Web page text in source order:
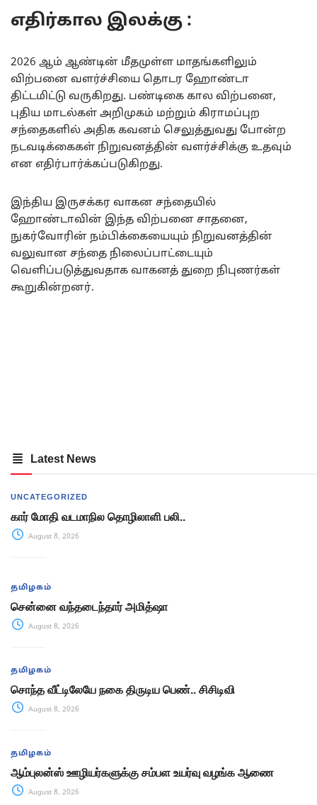
எதிர்கால இலக்கு :
2026 ஆம் ஆண்டின் மீதமுள்ள மாதங்களிலும்
விற்பனை வளர்ச்சியை தொடர ஹோண்டா
திட்டமிட்டு வருகிறது. பண்டிகை கால விற்பனை,
புதிய மாடல்கள் அறிமுகம் மற்றும் கிராமப்புற
சந்தைகளில் அதிக கவனம் செலுத்துவது போன்ற
நடவடிக்கைகள் நிறுவனத்தின் வளர்ச்சிக்கு உதவும்
என எதிர்பார்க்கப்படுகிறது.
இந்திய இருசக்கர வாகன சந்தையில்
ஹோண்டாவின் இந்த விற்பனை சாதனை,
நுகர்வோரின் நம்பிக்கையையும் நிறுவனத்தின்
வலுவான சந்தை நிலைப்பாட்டையும்
வெளிப்படுத்துவதாக வாகனத் துறை நிபுணர்கள்
கூறுகின்றனர்.
Latest News
UNCATEGORIZED
கார் மோதி வடமாநில தொழிலாளி பலி..
August 8, 2026
தமிழகம்
சென்னை வந்தடைந்தார் அமித்ஷா
August 8, 2026
தமிழகம்
சொந்த வீட்டிலேயே நகை திருடிய பெண்.. சிசிடிவி
August 8, 2026
தமிழகம்
ஆம்புலன்ஸ் ஊழியர்களுக்கு சம்பள உயர்வு வழங்க ஆணை
August 8, 2026